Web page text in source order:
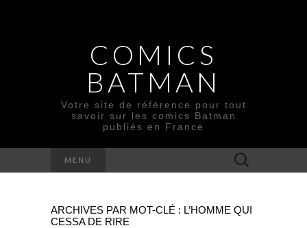
COMICS
BATMAN
Votre site de référence pour tout
savoir sur les comics Batman
publiés en France
MENU Rechercher :
ARCHIVES PAR MOT-CLÉ : L’HOMME QUI
CESSA DE RIRE